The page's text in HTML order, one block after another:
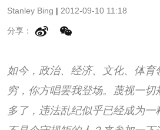
Stanley Bing | 2012-09-10 11:18
分享：
如今，政治、经济、文化、体育
穷，你方唱罢我登场。蔑视一
多了，违法乱纪似乎已经成为